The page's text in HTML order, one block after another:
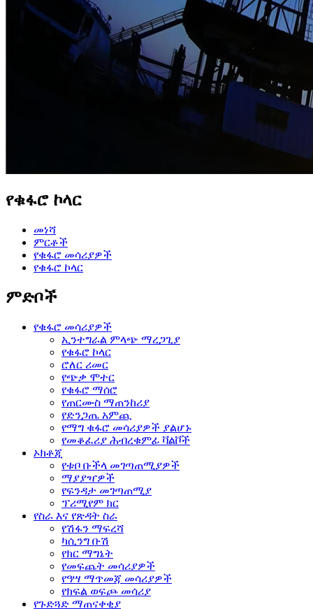
የቁፋሮ ኮላር
መነሻ
ምርቶች
የቁፋሮ መሳሪያዎች
የቁፋሮ ኮላር
ምድቦች
የቁፋሮ መሳሪያዎች
ኢንተግራል ምላጭ ማረጋጊያ
የቁፋሮ ኮላር
ሮለር ሪመር
የጭቃ ሞተር
የቁፋሮ ማሰሮ
የጠርሙስ ማጠንከሪያ
የድንጋጤ አምጪ
የማግ ቁፋሮ መሳሪያዎች ያልሆኑ
የመቆፈሪያ ሕብረቁምፊ ቫልቮች
ኦክቶጂ
የቱቦ ቡችላ መገጣጠሚያዎች
ማያያዣዎች
የፍንዳታ መገጣጠሚያ
ፕሪሚየም ክር
የስራ እና የጽዳት ስራ
የሽፋን ማፍረሻ
ካሲንግ ቡሽ
የክር ማግኔት
የመፍጨት መሳሪያዎች
የዓሣ ማጥመጃ መሳሪያዎች
የክፍል ወፍጮ መሳሪያ
የጉድጓድ ማጠናቀቂያ